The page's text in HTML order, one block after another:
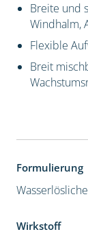
Breite und
Windhalm,
Flexible
Breit
Formulierung
Wirkstoff